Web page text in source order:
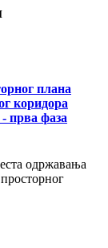
плана
коридора
прва фаза
одржавања